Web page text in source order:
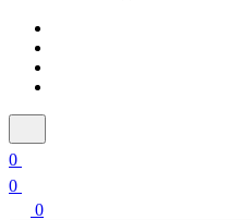
0
0
0